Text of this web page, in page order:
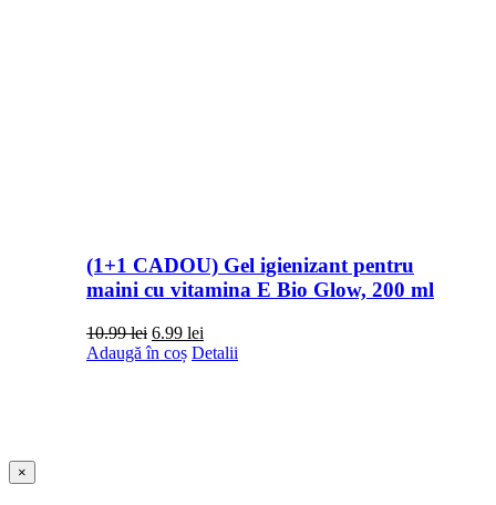
(1+1 CADOU) Gel igienizant pentru
maini cu vitamina E Bio Glow, 200 ml
10.99lei Prețul
inițial
6.99 leiPrețul
curent
Adaugă în coș Detalii
Close
product
×